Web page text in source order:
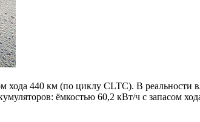
хода 440 км (по циклу CLTC). В реальности
ёмкостью 60,2 кВт/ч с запасом